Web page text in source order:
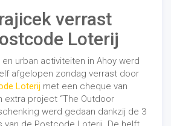
verrast
Loterij
urban activiteiten in Ahoy werd
afgelopen zondag verrast door
Loterij met een cheque van
extra project “The Outdoor
werd gedaan dankzij de 3